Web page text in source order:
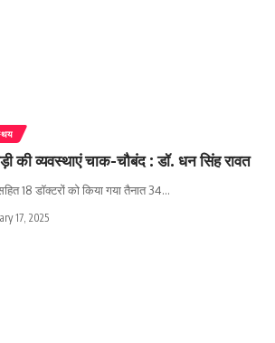
की व्यवस्थाएं चाक-चौबंद : डॉ. धन सिंह रावत
18 डॉक्टरों को किया गया तैनात 34…
17, 2025